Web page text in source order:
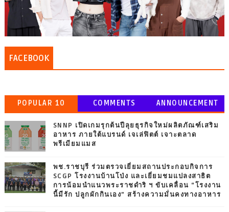
FACEBOOK
POPULAR 10 COMMENTS ANNOUNCEMENT
SNNP เปิดเกมรุกต้นปีลุยธุรกิจใหม่ผลิตภัณฑ์เสริม
อาหาร ภายใต้แบรนด์ เจเล่ฟิตต์ เจาะตลาด
พรีเมียมแมส
พช.ราชบุรี ร่วมตรวจเยี่ยมสถานประกอบกิจการ
SCGP โรงงานบ้านโป่ง และเยี่ยมชมแปลงสาธิต
การน้อมนำแนวพระราชดำริ ฯ ขับเคลื่อน “โรงงาน
นี้มีรัก ปลูกผักกินเอง” สร้างความมั่นคงทางอาหาร